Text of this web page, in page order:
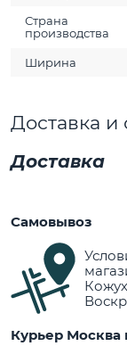
Страна
производства
Ширина
Доставка и
Доставка
Самовывоз
Курьер